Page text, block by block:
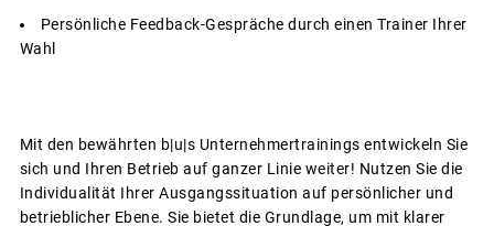
Persönliche Feedback-Gespräche durch einen Trainer Ihrer
Wahl
Mit den bewährten b|u|s Unternehmertrainings entwickeln Sie
sich und Ihren Betrieb auf ganzer Linie weiter! Nutzen Sie die
Individualität Ihrer Ausgangssituation auf persönlicher und
betrieblicher Ebene. Sie bietet die Grundlage, um mit klarer